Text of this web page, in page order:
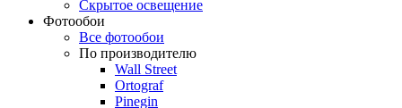
Скрытое освещение
Фотообои
Все фотообои
По производителю
Wall Street
Ortograf
Pinegin